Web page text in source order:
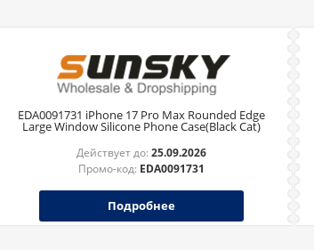
EDA0091731 iPhone 17 Pro Max Rounded Edge
Large Window Silicone Phone Case(Black Cat)
Действует до: 25.09.2026
Промо-код: EDA0091731
Подробнее